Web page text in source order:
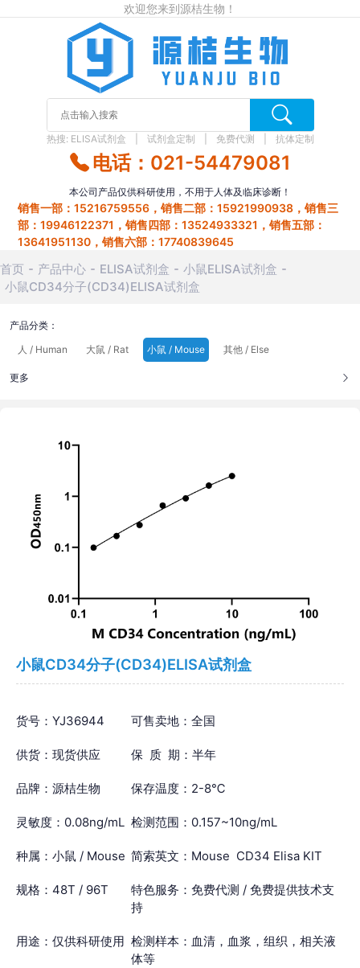
欢迎您来到源桔生物！
热搜: ELISA试剂盒 试剂盒定制 免费代测 抗体定制
电话：021-54479081
本公司产品仅供科研使用，不用于人体及临床诊断！
销售一部：15216759556，销售二部：15921990938，销售三
部：19946122371，销售四部：13524933321，销售五部：
13641951130，销售六部：17740839645
首页 产品中心 ELISA试剂盒
小鼠ELISA试剂盒
小鼠CD34分子(CD34)ELISA试剂盒
产品分类：
人 / Human
大鼠 / Rat 小鼠 / Mouse 其他 / Else
更多
小鼠CD34分子(CD34)ELISA试剂盒
货号：YJ36944 可售卖地：全国
供货：现货供应 保 质 期：半年
品牌：源桔生物 保存温度：2-8℃
灵敏度：0.08ng/mL 检测范围：0.157~10ng/mL
种属：小鼠 / Mouse 简索英文：Mouse CD34 Elisa KIT
规格：48T / 96T
特色服务：免费代测 / 免费提供技术支
持
用途：仅供科研使用 检测样本：血清，血浆，组织，相关液
体等